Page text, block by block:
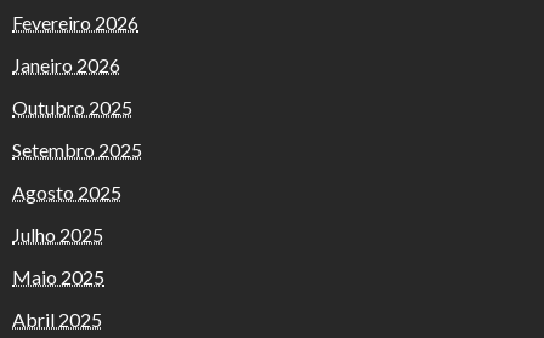
Fevereiro 2026
Janeiro 2026
Outubro 2025
Setembro 2025
Agosto 2025
Julho 2025
Maio 2025
Abril 2025